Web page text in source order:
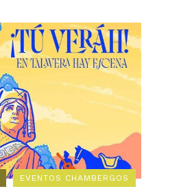
EVENTOS CHAMBERGOS